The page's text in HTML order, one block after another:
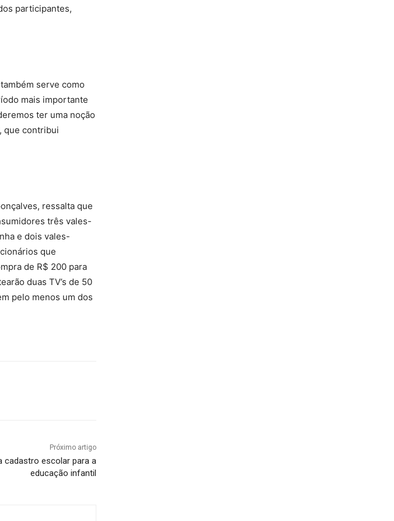
participantes,
serve como
mais importante
ter uma noção
que contribui
ressalta que
três vales-
e dois vales-
que
de R$ 200 para
duas TV’s de 50
pelo menos um dos
Próximo artigo
cadastro escolar para a
educação infantil